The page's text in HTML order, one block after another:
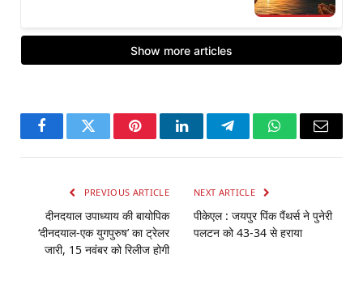
FacebookTwitter PinterestLinkedInTelegramWhatsApp
Email
PREVIOUS ARTICLE
दीनदयाल उपाध्याय की बायोपिक
‘दीनदयाल-एक युगपुरुष’ का ट्रेलर
जारी, 15 नवंबर को रिलीज होगी
NEXT ARTICLE
पीकेएल : जयपुर पिंक पैंथर्स ने पुनेरी
पलटन को 43-34 से हराया